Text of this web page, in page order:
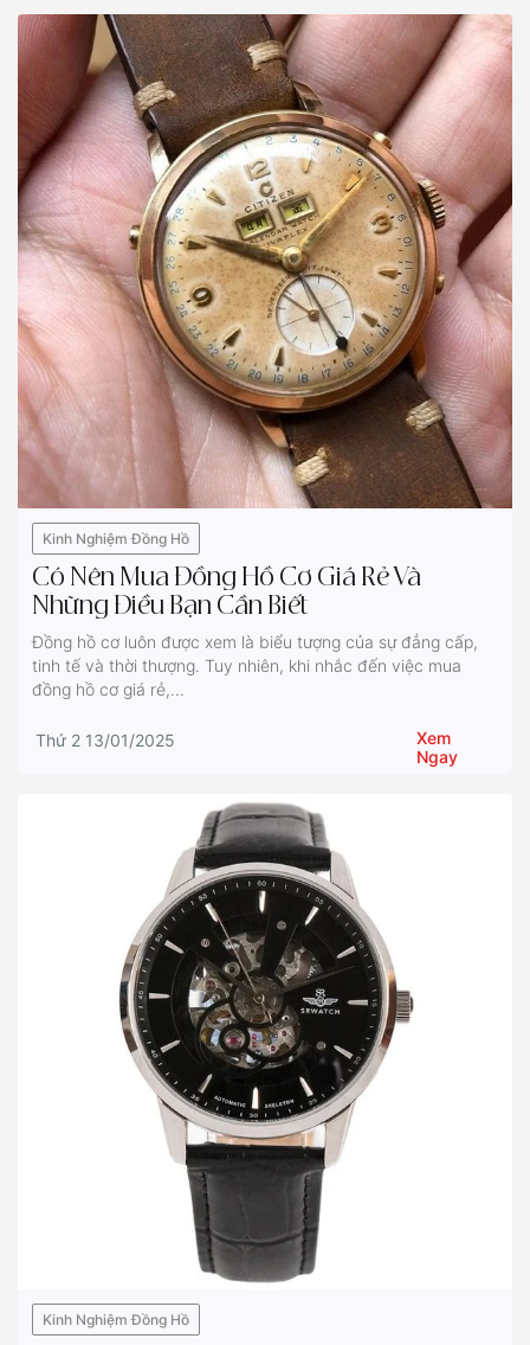
Kinh Nghiệm Đồng Hồ
Có Nên Mua Đồng Hồ Cơ Giá Rẻ Và
Những Điều Bạn Cần Biết
Đồng hồ cơ luôn được xem là biểu tượng của sự đẳng cấp,
tinh tế và thời thượng. Tuy nhiên, khi nhắc đến việc mua
đồng hồ cơ giá rẻ,...
Thứ 2 13/01/2025
Xem
Ngay
Kinh Nghiệm Đồng Hồ